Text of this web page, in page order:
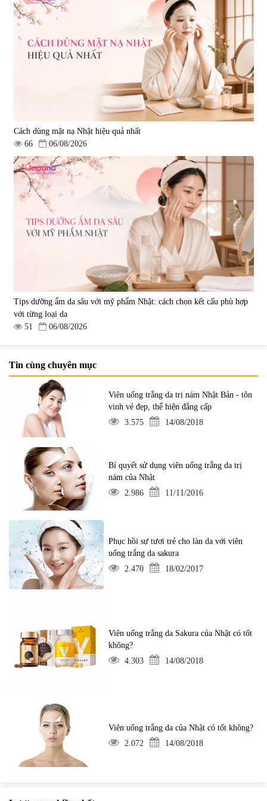
Cách dùng mặt nạ Nhật hiệu quả nhất
66
06/08/2026
Tips dưỡng ẩm da sâu với mỹ phẩm Nhật: cách chọn kết cấu phù hợp
với từng loại da
51
06/08/2026
Tin cùng chuyên mục
Viên uống trắng da trị nám Nhật Bản - tôn
vinh vẻ đẹp, thể hiện đẳng cấp
3.575
14/08/2018
Bí quyết sử dụng viên uống trắng da trị
nám của Nhật
2.986
11/11/2016
Phục hồi sự tươi trẻ cho làn da với viên
uống trắng da sakura
2.470
18/02/2017
Viên uống trắng da Sakura của Nhật có tốt
không?
4.303
14/08/2018
Viên uống trắng da của Nhật có tốt không?
2.072
14/08/2018